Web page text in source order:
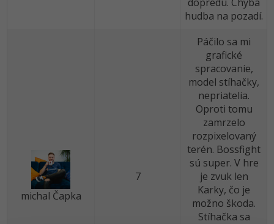
hudba na pozadí.
michal Čapka
7
Páčilo sa mi
grafické
spracovanie,
model stíhačky,
nepriatelia.
Oproti tomu
zamrzelo
rozpixelovaný
terén. Bossfight
sú super. V hre
je zvuk len
Karky, čo je
možno škoda.
Stíhačka sa